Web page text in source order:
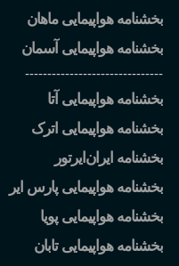
بخشنامه هواپیمایی ماهان
بخشنامه هواپیمایی آسمان
-------------------------------
بخشنامه هواپیمایی آتا
بخشنامه هواپیمایی اترک
بخشنامه ایران ایرتور
بخشنامه هواپیمایی پارس ایر
بخشنامه هواپیمایی پویا
بخشنامه هواپیمایی تابان